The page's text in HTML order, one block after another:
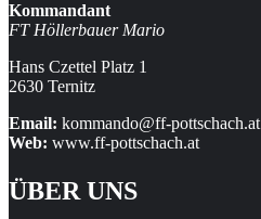
Kommandant
FT Höllerbauer Mario
Hans Czettel Platz 1
2630 Ternitz
Email: kommando@ff-pottschach.at
Web: www.ff-pottschach.at
ÜBER UNS